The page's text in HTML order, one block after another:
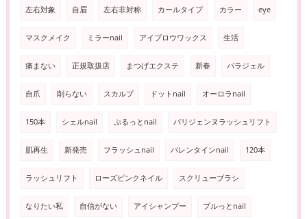
左右対象 自眉 左右非対称 カールタイプ カラー eye
マスクメイク ミラーnail アイブロウワックス 生活
痛まない 正規取扱店 まつげエクステ 新春 パラジェル
自爪 削らない スカルプ ドットnail オーロラnail
150本 シェルnail ぷるっとnail パリジェンヌラッシュリフト
肌再生 新発売 フラッシュnail バレンタインnail 120本
ラッシュリフト ローズピンクネイル スクリューブラシ
なりたい私 自信がない アイシャンプー プルっとnail